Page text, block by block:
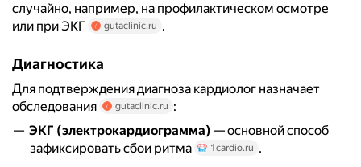
случайно, например, на профилактическом осмотре
или при ЭКГ
gutaclinic.ru .
Диагностика
Для подтверждения диагноза кардиолог назначает
обследования
gutaclinic.ru :
ЭКГ (электрокардиограмма) — основной способ
зафиксировать сбои ритма
1cardio.ru .